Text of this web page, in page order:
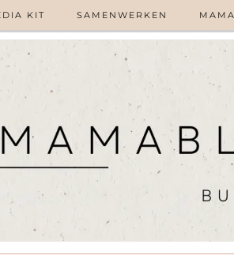
KIT SAMENWERKEN